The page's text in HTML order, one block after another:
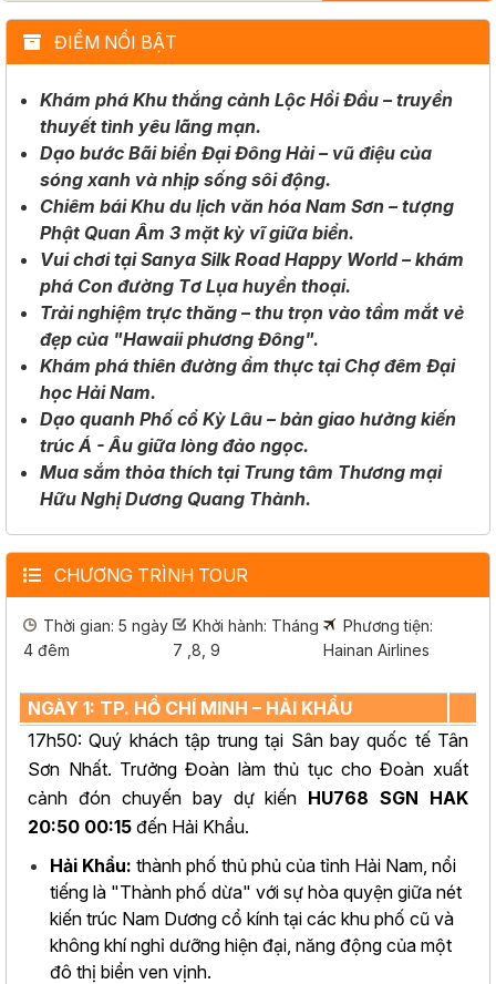
ĐIỂM NỔI BẬT
Khám phá Khu thắng cảnh Lộc Hồi Đầu – truyền
thuyết tình yêu lãng mạn.
Dạo bước Bãi biển Đại Đông Hải – vũ điệu của
sóng xanh và nhịp sống sôi động.
Chiêm bái Khu du lịch văn hóa Nam Sơn – tượng
Phật Quan Âm 3 mặt kỳ vĩ giữa biển.
Vui chơi tại Sanya Silk Road Happy World – khám
phá Con đường Tơ Lụa huyền thoại.
Trải nghiệm trực thăng – thu trọn vào tầm mắt vẻ
đẹp của "Hawaii phương Đông".
Khám phá thiên đường ẩm thực tại Chợ đêm Đại
học Hải Nam.
Dạo quanh Phố cổ Kỳ Lâu – bản giao hưởng kiến
trúc Á - Âu giữa lòng đảo ngọc.
Mua sắm thỏa thích tại Trung tâm Thương mại
Hữu Nghị Dương Quang Thành.
CHƯƠNG TRÌNH TOUR
Thời gian: 5 ngày
4 đêm
Khởi hành: Tháng
7 ,8, 9
Phương tiện:
Hainan Airlines
NGÀY 1: TP. HỒ CHÍ MINH – HẢI KHẨU
17h50: Quý khách tập trung tại Sân bay quốc tế Tân
Sơn Nhất. Trưởng Đoàn làm thủ tục cho Đoàn xuất
cảnh đón chuyến bay dự kiến HU768 SGN HAK
20:50 00:15 đến Hải Khẩu.
Hải Khẩu: thành phố thủ phủ của tỉnh Hải Nam, nổi
tiếng là "Thành phố dừa" với sự hòa quyện giữa nét
kiến trúc Nam Dương cổ kính tại các khu phố cũ và
không khí nghỉ dưỡng hiện đại, năng động của một
đô thị biển ven vịnh.